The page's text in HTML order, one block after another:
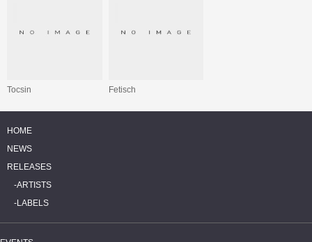
Tocsin Fetisch
HOME
NEWS
RELEASES
ARTISTS
LABELS